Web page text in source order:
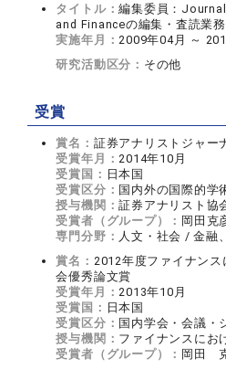
タイトル：編集委員：
and Financeの編集・査読業務
実施年月： 2009年04月 ～
研究活動区分： その他
受賞
賞名： 証券アナリストジャー
受賞年月： 2014年10月
受賞国： 日本国
受賞区分： 国内外の国際的学
授与機関：証券アナリスト協
受賞者（グループ）： 岡田克
専門分野： 人文・社会 / 金融
賞名： 2012年度ファイナン
会優秀論文賞
受賞年月： 2013年10月
受賞国： 日本国
受賞区分： 国内学会・会議・
授与機関： ファイナンスにお
受賞者（グループ）： 岡田